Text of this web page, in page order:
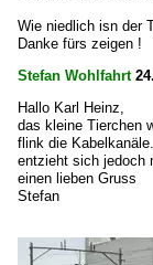
Wie niedlich isn der
Danke fürs zeigen !
Stefan Wohlfahrt
Hallo Karl Heinz,
das kleine Tierchen
flink die
entzieht sich jedoch
einen lieben Gruss
Stefan